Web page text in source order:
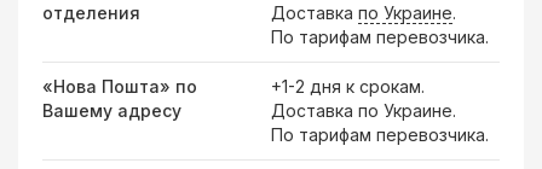
отделения
Доставка по Украине.
По тарифам перевозчика.
«Нова Пошта» по
Вашему адресу
+1-2 дня к срокам.
Доставка по Украине.
По тарифам перевозчика.